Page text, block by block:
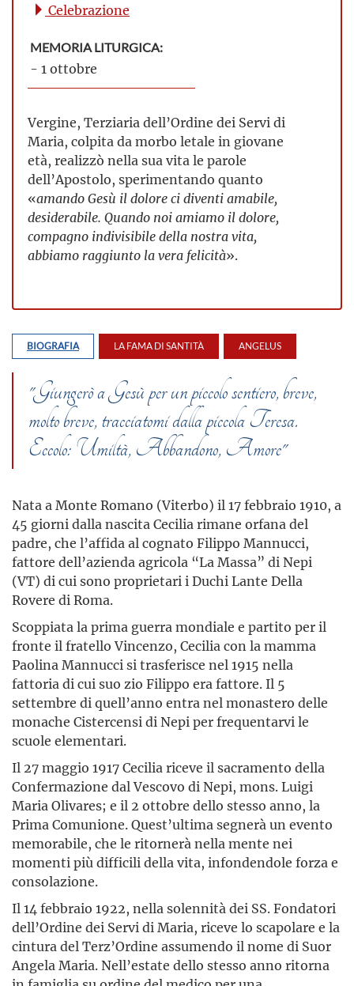
Celebrazione
MEMORIA LITURGICA:
- 1 ottobre
Vergine, Terziaria dell’Ordine dei Servi di
Maria, colpita da morbo letale in giovane
età, realizzò nella sua vita le parole
dell’Apostolo, sperimentando quanto
«amando Gesù il dolore ci diventi amabile,
desiderabile. Quando noi amiamo il dolore,
compagno indivisibile della nostra vita,
abbiamo raggiunto la vera felicità».
BIOGRAFIA LA FAMA DI SANTITÀ ANGELUS
"Giungerò a Gesù per un piccolo sentiero, breve,
molto breve, tracciatomi dalla piccola Teresa.
Eccolo: Umiltà, Abbandono, Amore"
Nata a Monte Romano (Viterbo) il 17 febbraio 1910, a
45 giorni dalla nascita Cecilia rimane orfana del
padre, che l’affida al cognato Filippo Mannucci,
fattore dell’azienda agricola “La Massa” di Nepi
(VT) di cui sono proprietari i Duchi Lante Della
Rovere di Roma.
Scoppiata la prima guerra mondiale e partito per il
fronte il fratello Vincenzo, Cecilia con la mamma
Paolina Mannucci si trasferisce nel 1915 nella
fattoria di cui suo zio Filippo era fattore. Il 5
settembre di quell’anno entra nel monastero delle
monache Cistercensi di Nepi per frequentarvi le
scuole elementari.
Il 27 maggio 1917 Cecilia riceve il sacramento della
Confermazione dal Vescovo di Nepi, mons. Luigi
Maria Olivares; e il 2 ottobre dello stesso anno, la
Prima Comunione. Quest’ultima segnerà un evento
memorabile, che le ritornerà nella mente nei
momenti più difficili della vita, infondendole forza e
consolazione.
Il 14 febbraio 1922, nella solennità dei SS. Fondatori
dell’Ordine dei Servi di Maria, riceve lo scapolare e la
cintura del Terz’Ordine assumendo il nome di Suor
Angela Maria. Nell’estate dello stesso anno ritorna